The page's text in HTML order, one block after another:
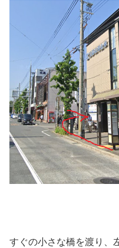
すぐの小さな橋を渡り、